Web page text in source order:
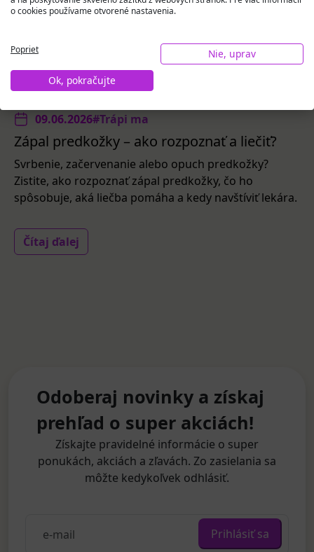
09.06.2026#Trápi ma
Zápal predkožky – ako rozpoznať a liečiť?
Svrbenie, začervenanie alebo opuch predkožky?
Zistite, ako rozpoznať zápal predkožky, čo ho
spôsobuje, aká liečba pomáha a kedy navštíviť lekára.
Čítaj ďalej
Odoberaj novinky a získaj
prehľad o super akciách!
Získajte pravidelné informácie o super
ponukách, akciách a zľavách. Zo zasielania sa
môžte kedykoľvek odhlásiť.
Prihlásiť sa
o cookies používame otvorené nastavenia.
Poprieť
Nie, uprav
Ok, pokračujte